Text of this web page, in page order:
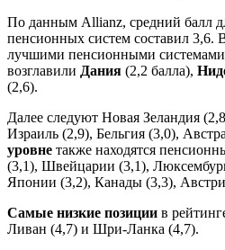
По данным Allianz, средний балл
пенсионных систем составил 3,6.
лучшими пенсионными системами
возглавили Дания (2,2 балла),
(2,6).
Далее следуют Новая Зеландия
Израиль (2,9), Бельгия (3,0),
уровне также находятся
(3,1), Швейцарии (3,1),
Японии (3,2), Канады (3,3),
Самые низкие позиции в
Ливан (4,7) и Шри-Ланка (4,7).